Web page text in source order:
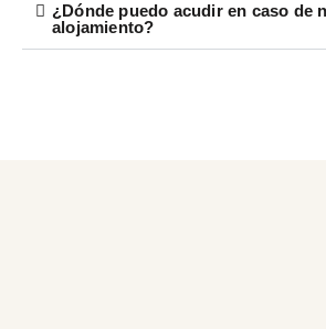
¿Dónde puedo acudir en caso de
alojamiento?